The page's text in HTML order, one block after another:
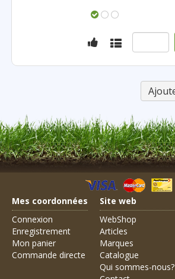
Mes coordonnées
Connexion
Enregistrement
Mon panier
Commande directe
Site web
WebShop
Articles
Marques
Catalogue
Qui sommes-nous?